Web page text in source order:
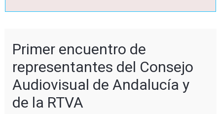
Primer encuentro de
representantes del Consejo
Audiovisual de Andalucía y
de la RTVA